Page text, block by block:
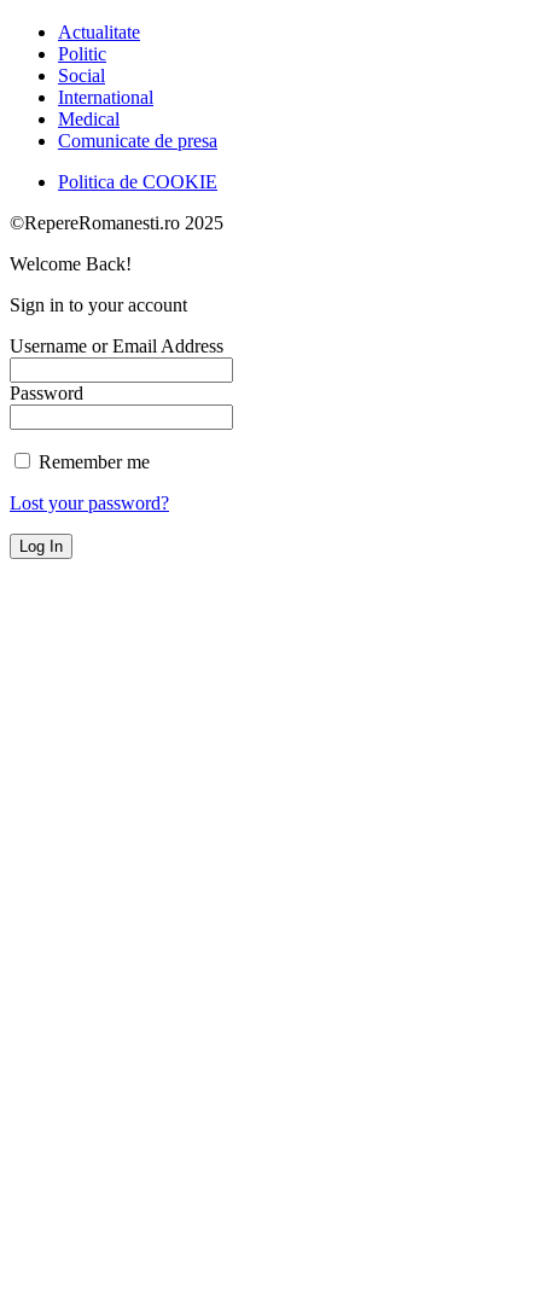
Actualitate
Politic
Social
International
Medical
Comunicate de presa
Politica de COOKIE
©RepereRomanesti.ro 2025
Welcome Back!
Sign in to your account
Username or Email Address
Password
Remember me
Lost your password?